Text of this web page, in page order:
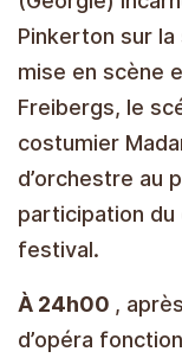
Pinkerton sur la
mise en scène
Freibergs, le
costumier
d’orchestre au
participation
festival.
À 24h00 ,
d’opéra